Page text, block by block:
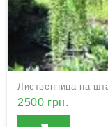
Лиственница на
2500 грн.